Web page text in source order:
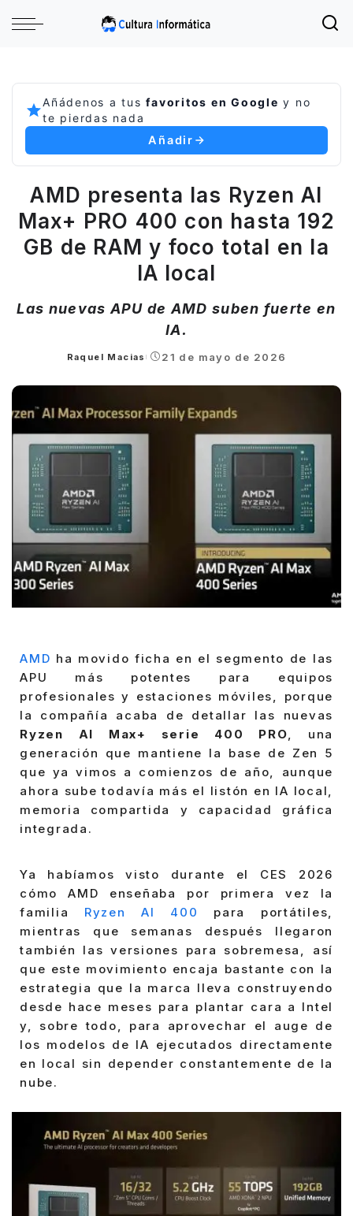
Añádenos a tusfavoritos en Google y no
te pierdas nada
Añadir
AMD presenta las Ryzen AI
Max+ PRO 400 con hasta 192
GB de RAM y foco total en la
IA local
Las nuevas APU de AMD suben fuerte en
IA.
Posted
Raquel Macias 21 de mayo de 2026
AMD ha movido ficha en el segmento de las
APU más potentes para equipos
profesionales y estaciones móviles, porque
la compañía acaba de detallar las nuevas
Ryzen AI Max+ serie 400 PRO, una
generación que mantiene la base de Zen 5
que ya vimos a comienzos de año, aunque
ahora sube todavía más el listón en IA local,
memoria compartida y capacidad gráfica
integrada.
Ya habíamos visto durante el CES 2026
cómo AMD enseñaba por primera vez la
familia Ryzen AI 400
para portátiles,
mientras que semanas después llegaron
también las versiones para sobremesa, así
que este movimiento encaja bastante con la
estrategia que la marca lleva construyendo
desde hace meses para plantar cara a Intel
y, sobre todo, para aprovechar el auge de
los modelos de IA ejecutados directamente
en local sin depender constantemente de la
nube.